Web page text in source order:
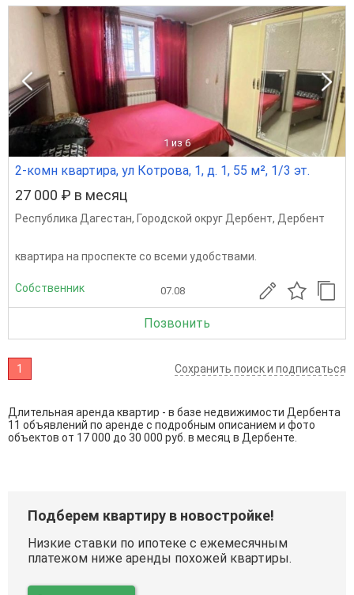
1 из 6
2-комн квартира, ул Котрова, 1, д. 1, 55 м², 1/3 эт.
27 000 ₽ в месяц
Республика Дагестан, Городской округ Дербент, Дербент
квартира на проспекте со всеми удобствами.
Собственник 07.08
Позвонить
1 Сохранить поиск и подписаться
Длительная аренда квартир - в базе недвижимости Дербента
11 объявлений по аренде с подробным описанием и фото
объектов от 17 000 до 30 000 руб. в месяц в Дербенте.
Подберем квартиру в новостройке!
Низкие ставки по ипотеке с ежемесячным
платежом ниже аренды похожей квартиры.